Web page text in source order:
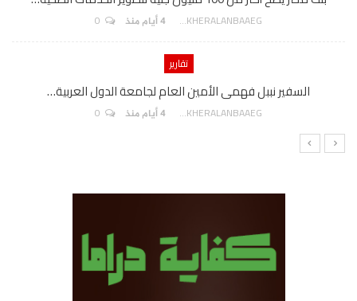
AKHERALANBAAEG 4 أيام منذ
تقارير
السفير نببل فهمى الأمين العام لجامعة الدول العربية…
AKHERALANBAAEG 4 أيام منذ